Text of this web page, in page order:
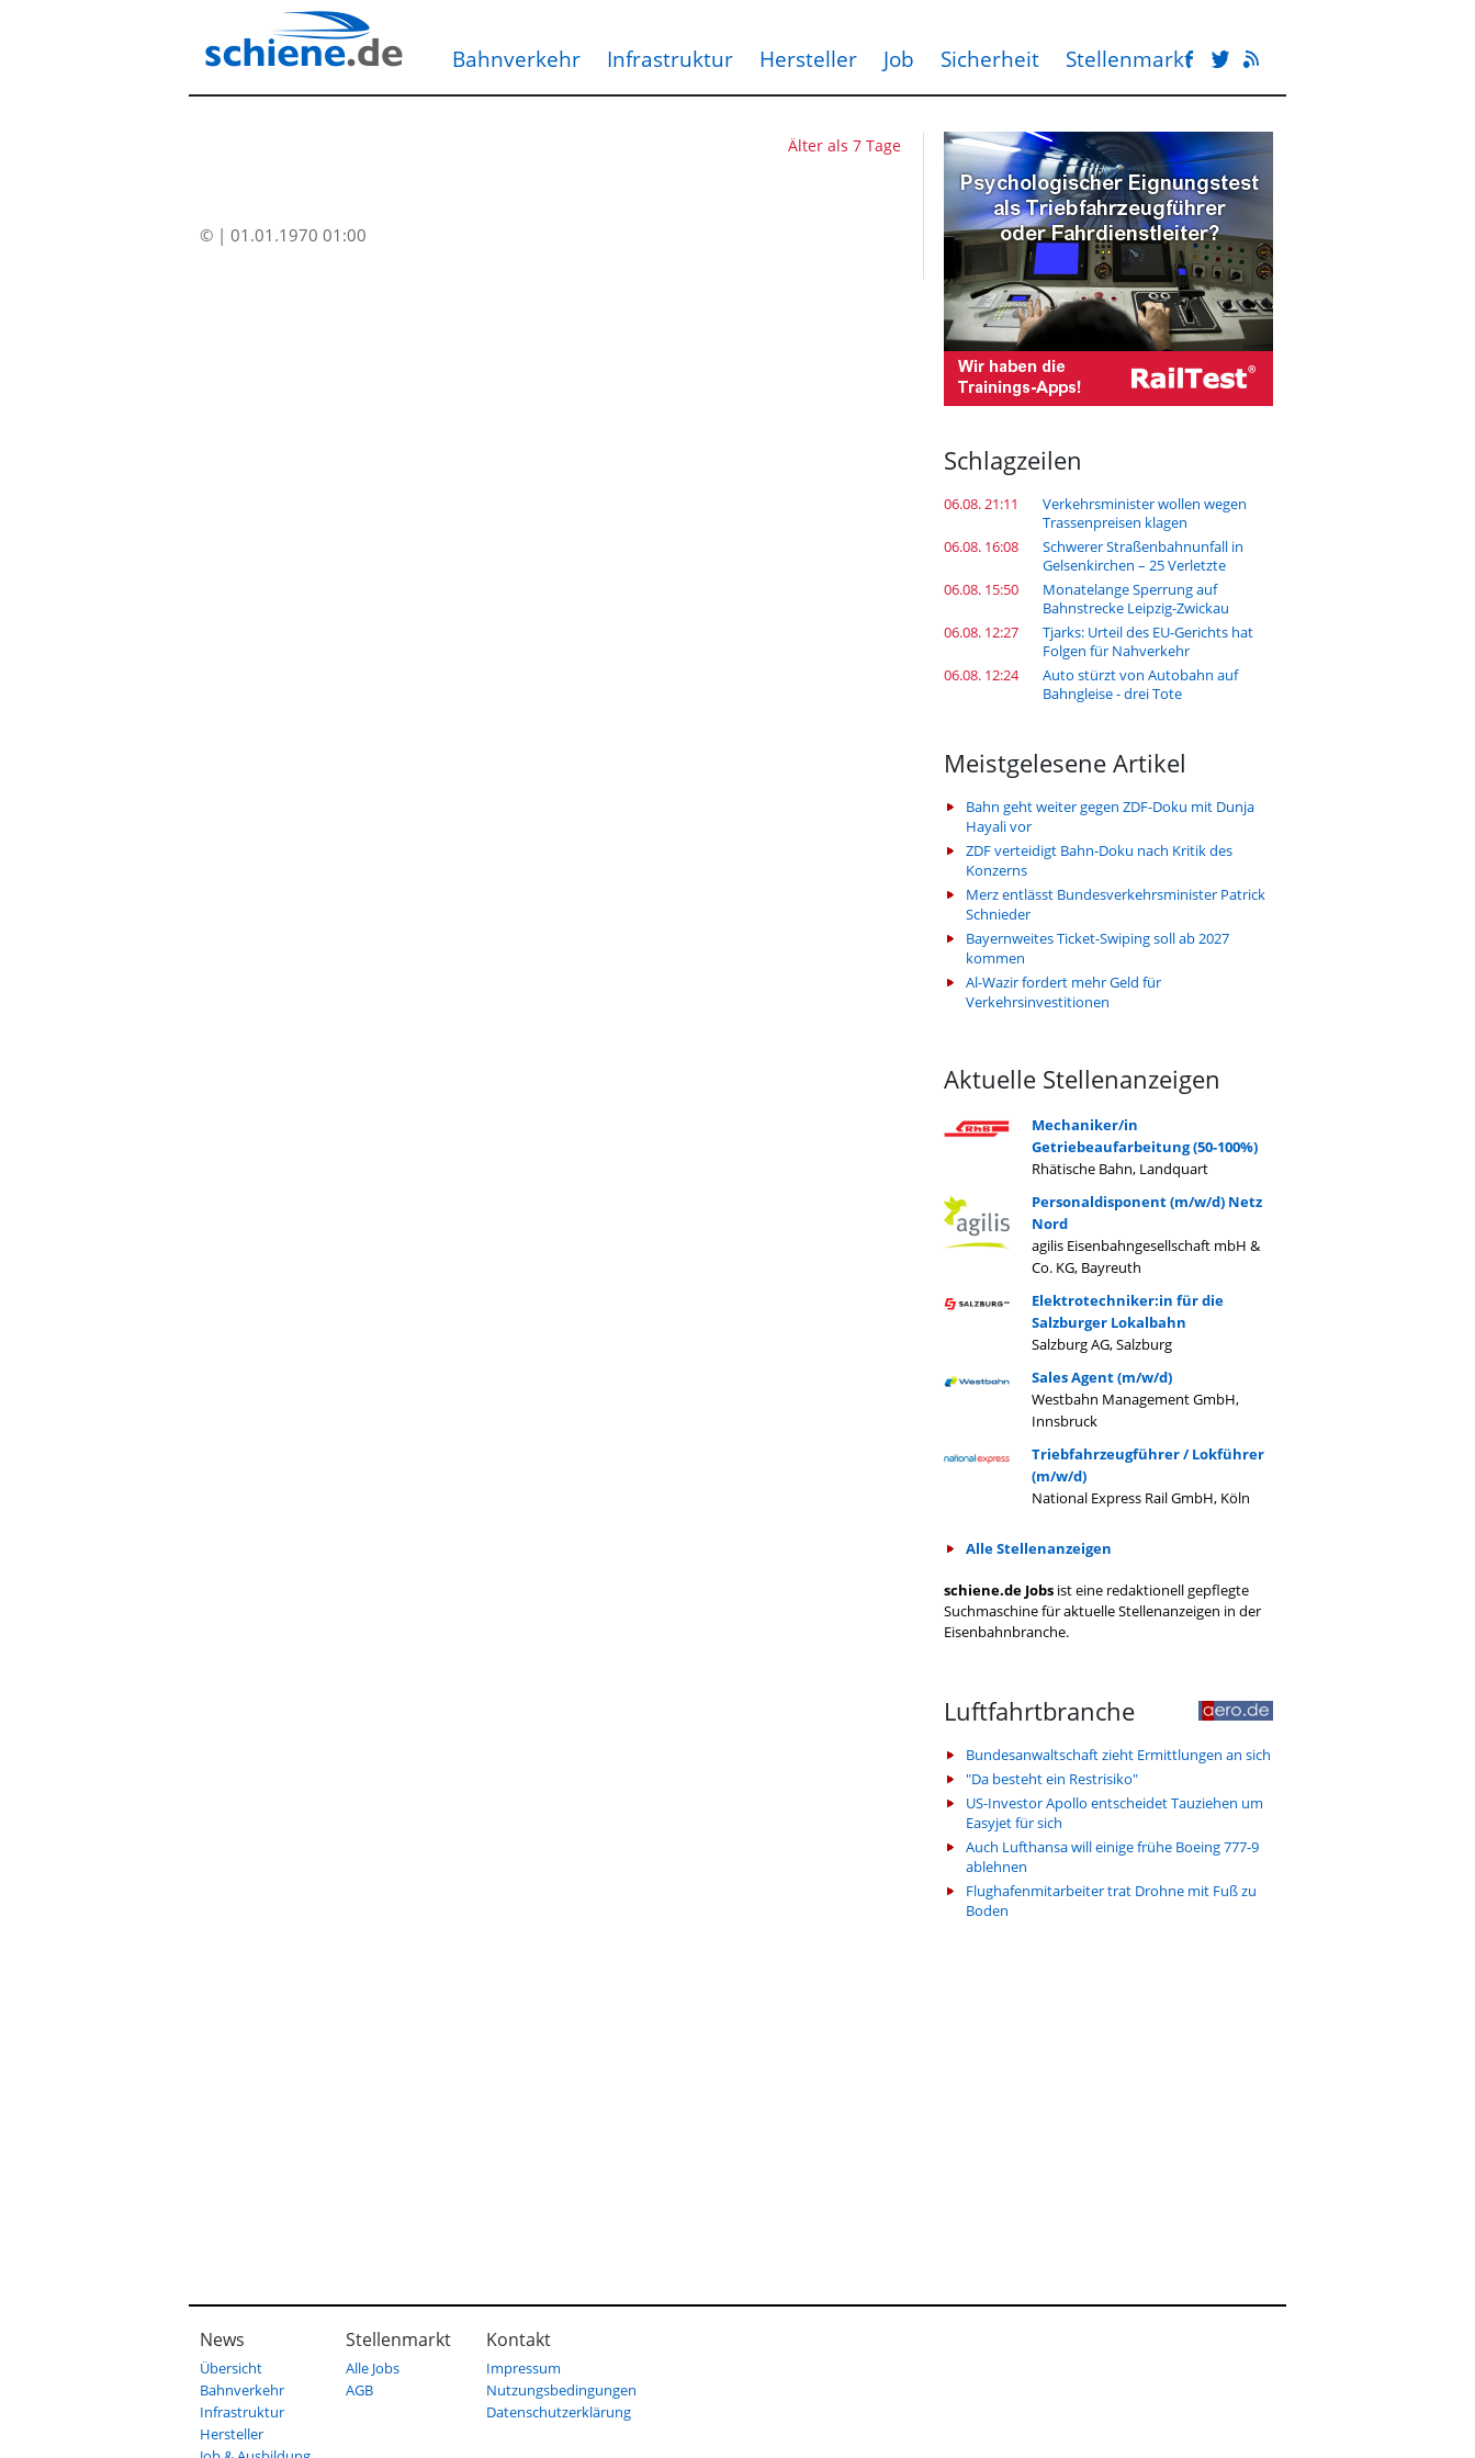
Bahnverkehr Infrastruktur Hersteller Job Sicherheit Stellenmarkt
Älter als 7 Tage
© | 01.01.1970 01:00
Schlagzeilen
06.08. 21:11
Verkehrsminister wollen wegen
Trassenpreisen klagen
06.08. 16:08
Schwerer Straßenbahnunfall in
Gelsenkirchen – 25 Verletzte
06.08. 15:50
Monatelange Sperrung auf
Bahnstrecke Leipzig-Zwickau
06.08. 12:27
Tjarks: Urteil des EU-Gerichts hat
Folgen für Nahverkehr
06.08. 12:24
Auto stürzt von Autobahn auf
Bahngleise - drei Tote
Meistgelesene Artikel
Bahn geht weiter gegen ZDF-Doku mit Dunja
Hayali vor
ZDF verteidigt Bahn-Doku nach Kritik des
Konzerns
Merz entlässt Bundesverkehrsminister Patrick
Schnieder
Bayernweites Ticket-Swiping soll ab 2027
kommen
Al-Wazir fordert mehr Geld für
Verkehrsinvestitionen
Aktuelle Stellenanzeigen
Mechaniker/in
Getriebeaufarbeitung (50-100%)
Rhätische Bahn, Landquart
Personaldisponent (m/w/d) Netz
Nord
agilis Eisenbahngesellschaft mbH &
Co. KG, Bayreuth
Elektrotechniker:in für die
Salzburger Lokalbahn
Salzburg AG, Salzburg
Sales Agent (m/w/d)
Westbahn Management GmbH,
Innsbruck
Triebfahrzeugführer / Lokführer
(m/w/d)
National Express Rail GmbH, Köln
Alle Stellenanzeigen
schiene.de Jobs ist eine redaktionell gepflegte
Suchmaschine für aktuelle Stellenanzeigen in der
Eisenbahnbranche.
Luftfahrtbranche
Bundesanwaltschaft zieht Ermittlungen an sich
"Da besteht ein Restrisiko"
US-Investor Apollo entscheidet Tauziehen um
Easyjet für sich
Auch Lufthansa will einige frühe Boeing 777-9
ablehnen
Flughafenmitarbeiter trat Drohne mit Fuß zu
Boden
News
Übersicht
Bahnverkehr
Infrastruktur
Hersteller
Stellenmarkt
Alle Jobs
AGB
Kontakt
Impressum
Nutzungsbedingungen
Datenschutzerklärung